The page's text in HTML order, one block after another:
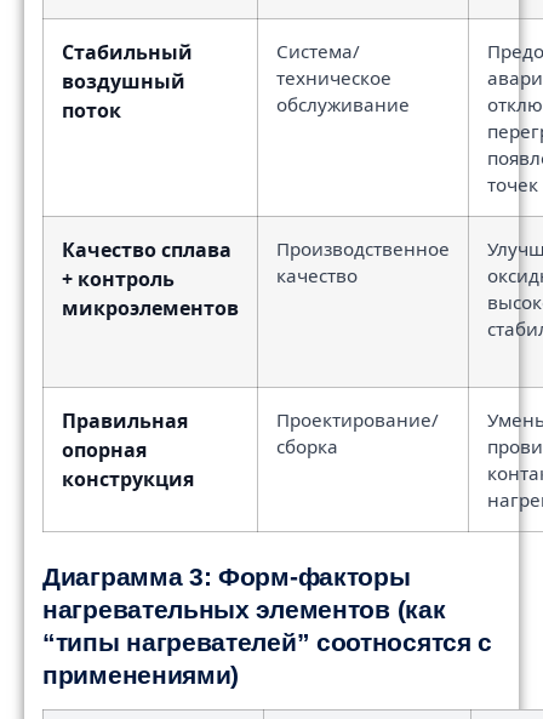
Стабильный
воздушный
поток
Система/
техническое
обслуживание
точек
Качество сплава
+ контроль
микроэлементов
Производственное
качество
Правильная
опорная
конструкция
Проектирование/
сборка
Диаграмма 3: Форм-факторы
нагревательных элементов (как
“типы нагревателей” соотносятся с
применениями)